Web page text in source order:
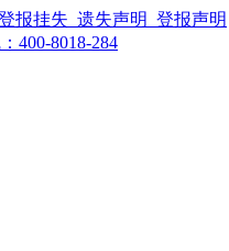
报挂失_遗失声明_登报声明
400-8018-284